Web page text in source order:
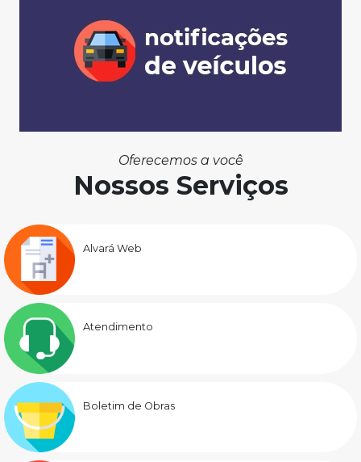
Oferecemos a você
Nossos Serviços
Alvará Web
Atendimento
Boletim de Obras